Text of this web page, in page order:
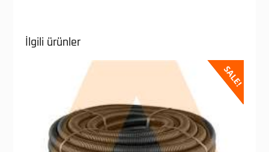
İlgili ürünler
SALE!